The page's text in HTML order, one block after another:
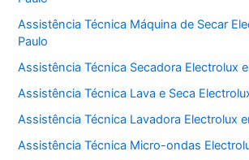
Assistência Técnica Máquina de Secar
Paulo
Assistência Técnica Secadora Electrolux
Assistência Técnica Lava e Seca
Assistência Técnica Lavadora Electrolux
Assistência Técnica Micro-ondas